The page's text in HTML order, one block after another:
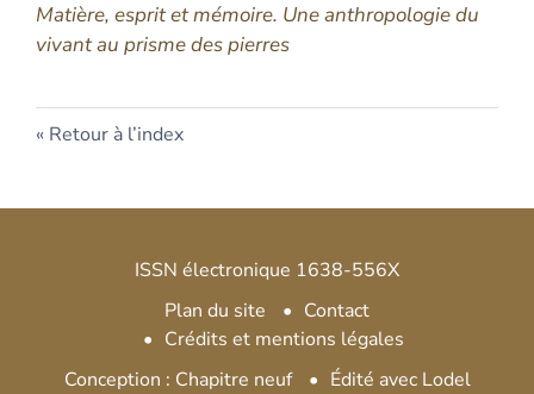
Matière, esprit et mémoire. Une anthropologie du
vivant au prisme des pierres
Retour à l’index
ISSN électronique 1638-556X
Plan du site
Contact
Crédits et mentions légales
Conception : Chapitre neuf
Édité avec Lodel